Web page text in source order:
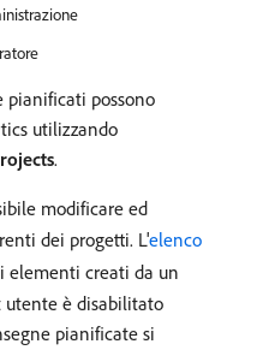
pianificati possono
utilizzando
.
modificare ed
dei progetti. L'elenco
elementi creati da un
utente è disabilitato
pianificate si